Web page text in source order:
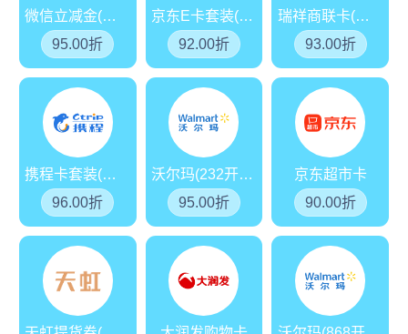
微信立减金(分期乐)
95.00折
京东E卡套装(分期乐)
92.00折
瑞祥商联卡(红卡)
93.00折
携程卡套装(分期乐)
96.00折
沃尔玛(232开头)
95.00折
京东超市卡
90.00折